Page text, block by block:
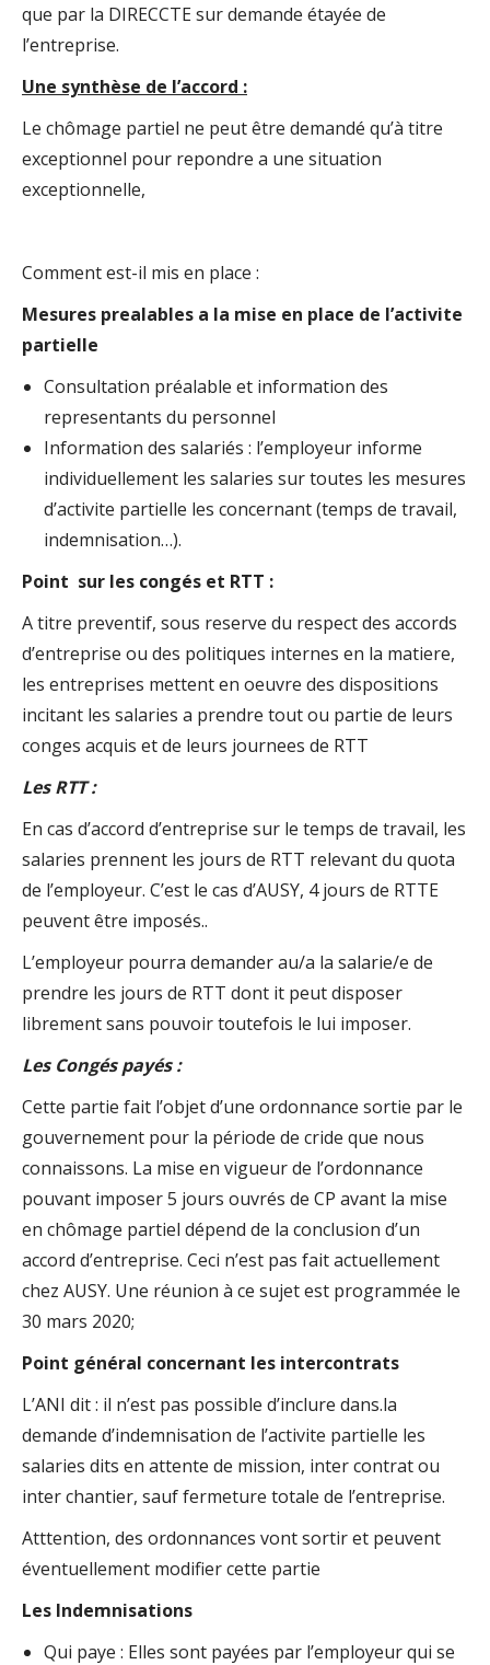
que par la DIRECCTE sur demande étayée de
l’entreprise.
Une synthèse de l’accord :
Le chômage partiel ne peut être demandé qu’à titre
exceptionnel pour repondre a une situation
exceptionnelle,
Comment est-il mis en place :
Mesures prealables a la mise en place de l’activite
partielle
Consultation préalable et information des
representants du personnel
Information des salariés : l’employeur informe
individuellement les salaries sur toutes les mesures
d’activite partielle les concernant (temps de travail,
indemnisation…).
Point sur les congés et RTT :
A titre preventif, sous reserve du respect des accords
d’entreprise ou des politiques internes en la matiere,
les entreprises mettent en oeuvre des dispositions
incitant les salaries a prendre tout ou partie de leurs
conges acquis et de leurs journees de RTT
Les RTT :
En cas d’accord d’entreprise sur le temps de travail, les
salaries prennent les jours de RTT relevant du quota
de l’employeur. C’est le cas d’AUSY, 4 jours de RTTE
peuvent être imposés..
L’employeur pourra demander au/a la salarie/e de
prendre les jours de RTT dont it peut disposer
librement sans pouvoir toutefois le lui imposer.
Les Congés payés :
Cette partie fait l’objet d’une ordonnance sortie par le
gouvernement pour la période de cride que nous
connaissons. La mise en vigueur de l’ordonnance
pouvant imposer 5 jours ouvrés de CP avant la mise
en chômage partiel dépend de la conclusion d’un
accord d’entreprise. Ceci n’est pas fait actuellement
chez AUSY. Une réunion à ce sujet est programmée le
30 mars 2020;
Point général concernant les intercontrats
L’ANI dit : il n’est pas possible d’inclure dans.la
demande d’indemnisation de l’activite partielle les
salaries dits en attente de mission, inter contrat ou
inter chantier, sauf fermeture totale de l’entreprise.
Atttention, des ordonnances vont sortir et peuvent
éventuellement modifier cette partie
Les Indemnisations
Qui paye : Elles sont payées par l’employeur qui se